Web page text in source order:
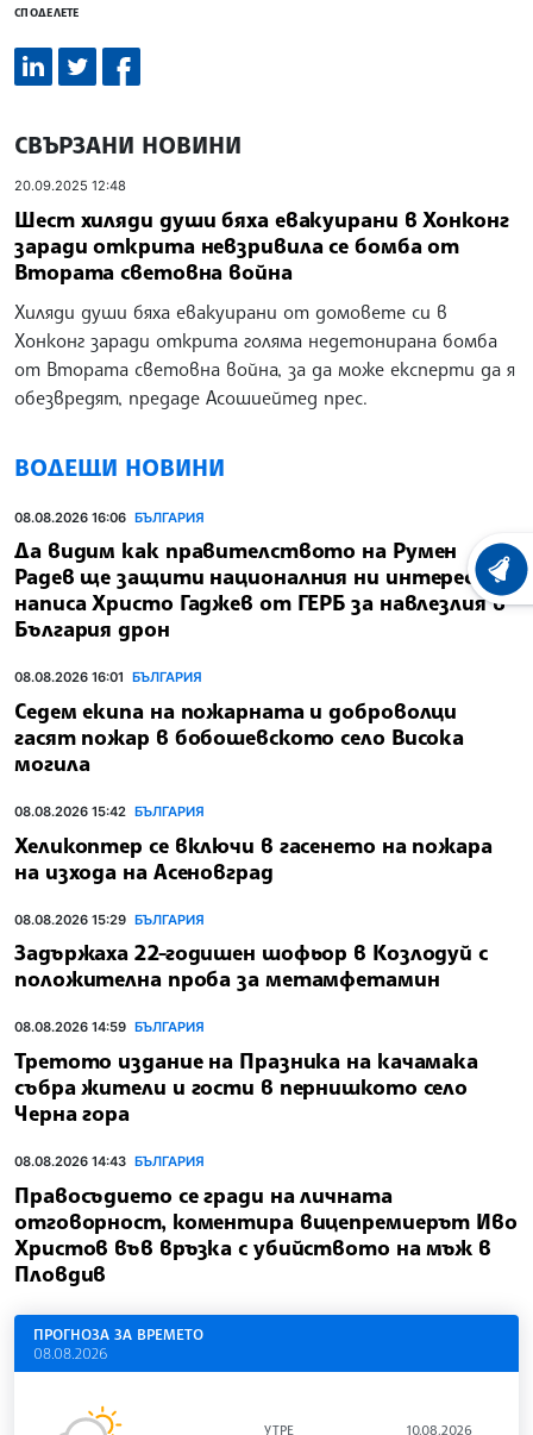
СПОДЕЛЕТЕ
СВЪРЗАНИ НОВИНИ
20.09.2025 12:48
Шест хиляди души бяха евакуирани в Хонконг
заради открита невзривила се бомба от
Втората световна война
Хиляди души бяха евакуирани от домовете си в
Хонконг заради открита голяма недетонирана бомба
от Втората световна война, за да може експерти да я
обезвредят, предаде Асошиейтед прес.
ВОДЕЩИ НОВИНИ
08.08.2026 16:06 БЪЛГАРИЯ
Да видим как правителството на Румен
Радев ще защити националния ни интерес,
написа Христо Гаджев от ГЕРБ за навлезлия в
България дрон
08.08.2026 16:01 БЪЛГАРИЯ
Седем екипа на пожарната и доброволци
гасят пожар в бобошевското село Висока
могила
08.08.2026 15:42 БЪЛГАРИЯ
Хеликоптер се включи в гасенето на пожара
на изхода на Асеновград
08.08.2026 15:29 БЪЛГАРИЯ
Задържаха 22-годишен шофьор в Козлодуй с
положителна проба за метамфетамин
08.08.2026 14:59 БЪЛГАРИЯ
Третото издание на Празника на качамака
събра жители и гости в пернишкото село
Черна гора
08.08.2026 14:43 БЪЛГАРИЯ
Правосъдието се гради на личната
отговорност, коментира вицепремиерът Иво
Христов във връзка с убийството на мъж в
Пловдив
ПРОГНОЗА ЗА ВРЕМЕТО
08.08.2026
УТРЕ 10.08.2026